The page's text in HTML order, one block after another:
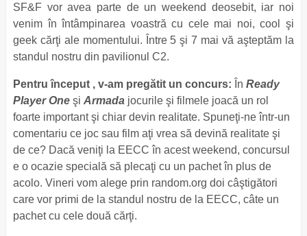
SF&F vor avea parte de un weekend deosebit, iar noi
venim în întâmpinarea voastră cu cele mai noi, cool şi
geek cărţi ale momentului. Între 5 şi 7 mai vă aşteptăm la
standul nostru din pavilionul C2.
Pentru început , v-am pregătit un concurs: În Ready
Player Oneşi Armada jocurile şi filmele joacă un rol
foarte important şi chiar devin realitate. Spuneţi-ne într-un
comentariu ce joc sau film aţi vrea să devină realitate şi
de ce? Dacă veniţi la EECC în acest weekend, concursul
e o ocazie specială să plecaţi cu un pachet în plus de
acolo. Vineri vom alege prin random.org doi câştigători
care vor primi de la standul nostru de la EECC, câte un
pachet cu cele două cărţi.